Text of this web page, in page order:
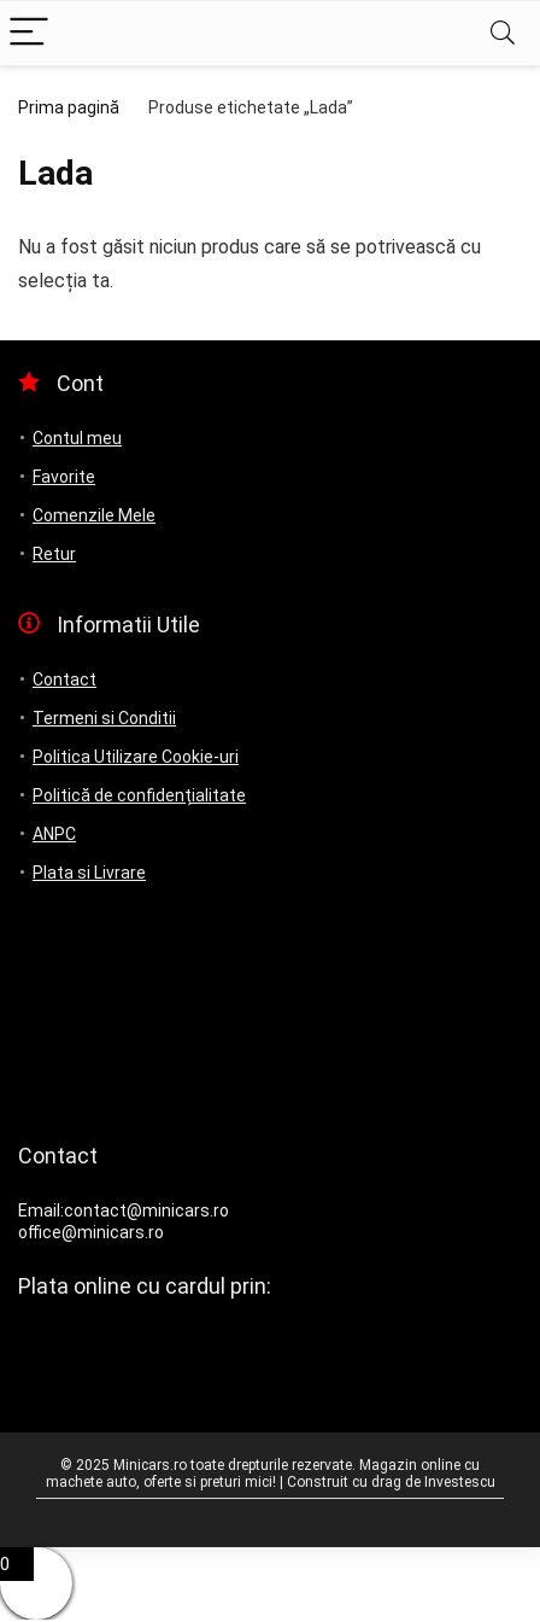
Prima pagină Produse etichetate „Lada”
Lada
Nu a fost găsit niciun produs care să se potrivească cu
selecția ta.
Cont
Contul meu
Favorite
Comenzile Mele
Retur
Informatii Utile
Contact
Termeni si Conditii
Politica Utilizare Cookie-uri
Politică de confidențialitate
ANPC
Plata si Livrare
Contact
Email:contact@minicars.ro
office@minicars.ro
Plata online cu cardul prin:
© 2025 Minicars.ro toate drepturile rezervate. Magazin online cu
machete auto, oferte si preturi mici! | Construit cu drag de Investescu
0